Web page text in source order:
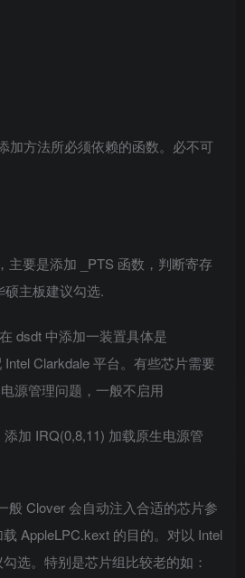
加方法所必须依赖的函数。必不可
主要是添加 _PTS 函数，判断寄存
硕主板建议勾选.
dsdt 中添加一装置具体是
Clarkdale 平台。有些芯片需要
源管理问题，一般不启用
加 IRQ(0,8,11) 加载原生电源管
般 Clover 会自动注入合适的芯片参
AppleLPC.kext 的目的。对以 Intel
选。特别是芯片组比较老的如：